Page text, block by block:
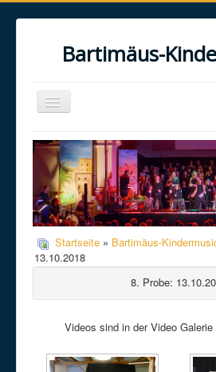
Bartimäus-
Toggle
Navigation
Home
Über uns
Das Musical
Das Projekt
Galerie
Startseite » Bartimäus-
13.10.2018
8. Probe:
Videos sind in der Video